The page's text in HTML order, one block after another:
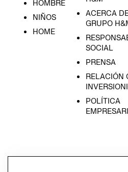
HOMBRE
NIÑOS
HOME
ACERCA
GRUPO
SOCIAL
PRENSA
RELACIÓN
POLÍTICA